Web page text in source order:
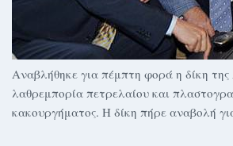
Αναβλήθηκε για πέμπτη φορά η δίκη της
λαθρεμπορία πετρελαίου και
κακουργήματος. Η δίκη πήρε αναβολή